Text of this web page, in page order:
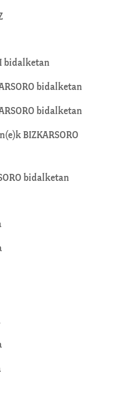
bidalketan
bidalketan
bidalketan
(e)k BIZKARSORO
bidalketan